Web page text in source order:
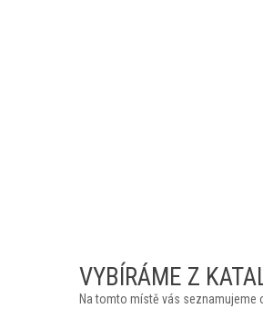
VYBÍRÁME Z
Na tomto místě vás seznamujeme